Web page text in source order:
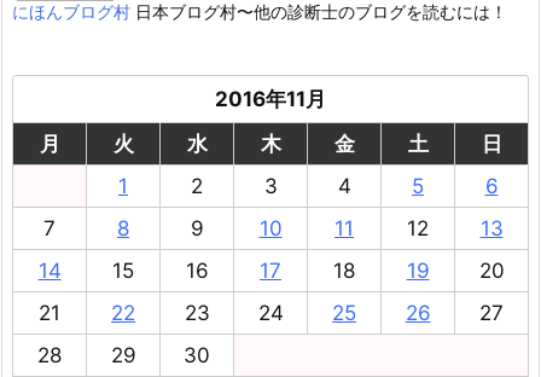
にほんブログ村 日本ブログ村〜他の診断士のブログを読むには！
2016年11月
月
火 水 木 金 土
日
1
2 3 4 5
6
7
8 9 10 11 12
13
14
15 16 17 18 19
20
21
22 23 24 25 26
27
28
29 30